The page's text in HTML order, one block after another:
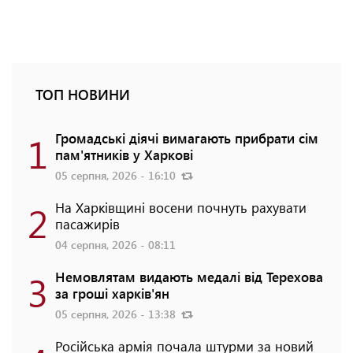
ТОП НОВИНИ
1 Громадські діячі вимагають прибрати сім
пам'ятників у Харкові
05 серпня, 2026 - 16:10
2 На Харківщині восени почнуть рахувати
пасажирів
04 серпня, 2026 - 08:11
3 Немовлятам видають медалі від Терехова
за гроші харків'ян
05 серпня, 2026 - 13:38
Російська армія почала штурми за новий